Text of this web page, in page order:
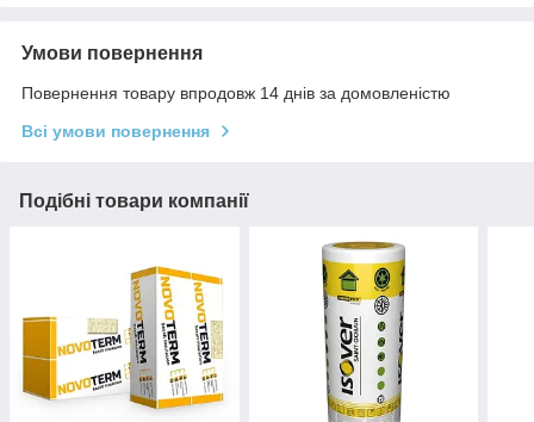
Умови повернення
Повернення товару впродовж 14 днів за домовленістю
Всі умови повернення
Подібні товари компанії